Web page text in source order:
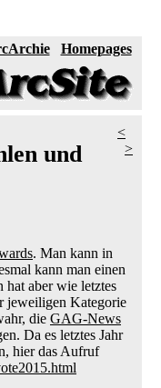
Homepages
und
<
>
. Man kann in
kann man einen
aber wie letztes
jeweiligen Kategorie
die GAG-News
Da es letztes Jahr
hier das Aufruf